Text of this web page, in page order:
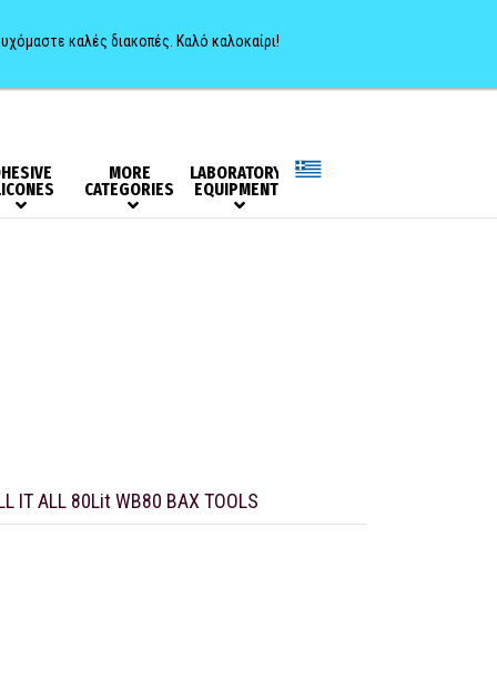
0
MORE
CATEGORIES
LABORATORY
EQUIPMENT
IT ALL 80Lit WB80 BAX TOOLS
καλές διακοπές. Καλό καλοκαίρι!